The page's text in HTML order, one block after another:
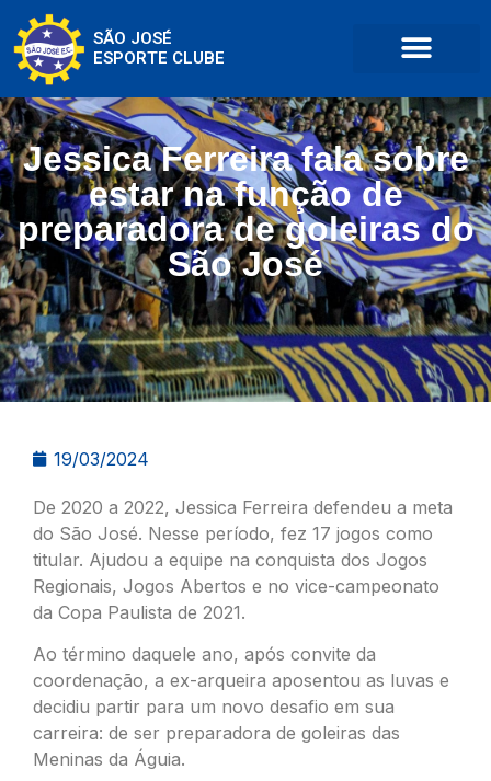
SÃO JOSÉ
ESPORTE CLUBE
Jessica Ferreira fala sobre
estar na função de
preparadora de goleiras do
São José
19/03/2024
De 2020 a 2022, Jessica Ferreira defendeu a meta
do São José. Nesse período, fez 17 jogos como
titular. Ajudou a equipe na conquista dos Jogos
Regionais, Jogos Abertos e no vice-campeonato
da Copa Paulista de 2021.
Ao término daquele ano, após convite da
coordenação, a ex-arqueira aposentou as luvas e
decidiu partir para um novo desafio em sua
carreira: de ser preparadora de goleiras das
Meninas da Águia.